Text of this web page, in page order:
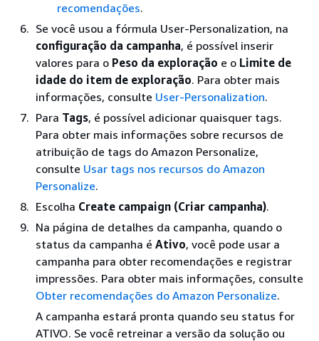
recomendações.
Se você usou a fórmula User-Personalization, na
configuração da campanha, é possível inserir
valores para o Peso da exploração e o Limite de
idade do item de exploração. Para obter mais
informações, consulte User-Personalization.
Para Tags, é possível adicionar quaisquer tags.
Para obter mais informações sobre recursos de
atribuição de tags do Amazon Personalize,
consulte Usar tags nos recursos do Amazon
Personalize.
Escolha Create campaign (Criar campanha).
Na página de detalhes da campanha, quando o
status da campanha é Ativo, você pode usar a
campanha para obter recomendações e registrar
impressões. Para obter mais informações, consulte
Obter recomendações do Amazon Personalize.
A campanha estará pronta quando seu status for
ATIVO. Se você retreinar a versão da solução ou